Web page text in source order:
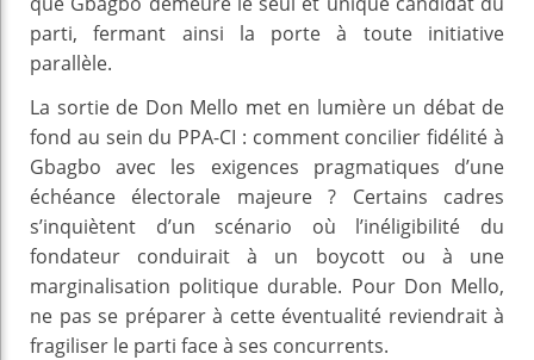
parti, fermant ainsi la porte à toute initiative
parallèle.
La sortie de Don Mello met en lumière un débat de
fond au sein du PPA-CI : comment concilier fidélité à
Gbagbo avec les exigences pragmatiques d’une
échéance électorale majeure ? Certains cadres
s’inquiètent d’un scénario où l’inéligibilité du
fondateur conduirait à un boycott ou à une
marginalisation politique durable. Pour Don Mello,
ne pas se préparer à cette éventualité reviendrait à
fragiliser le parti face à ses concurrents.